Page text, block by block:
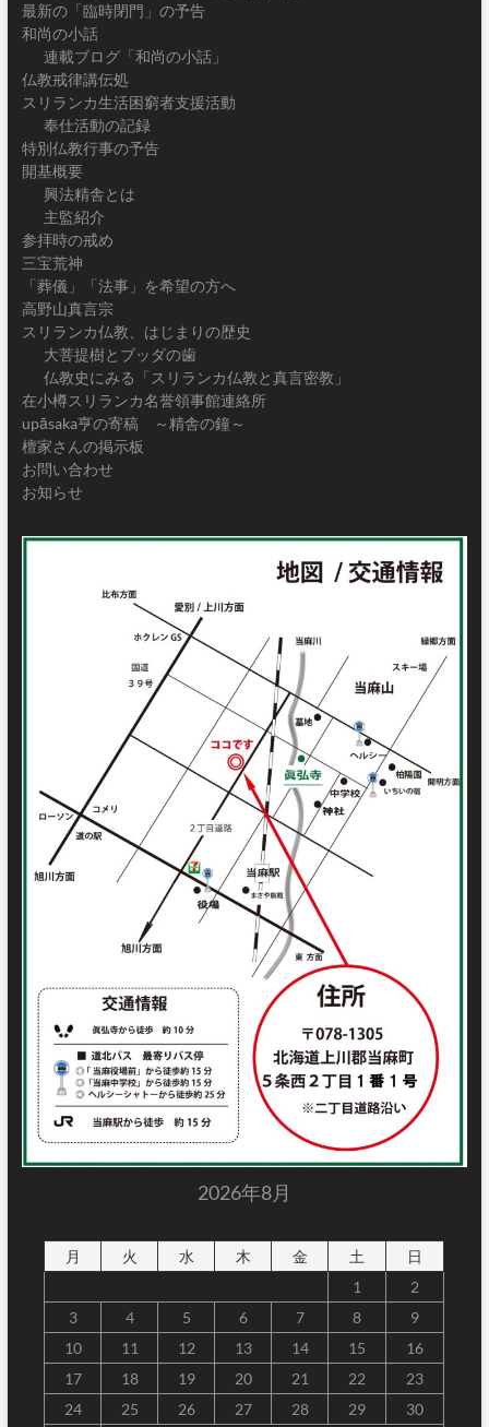
最新の「臨時閉門」の予告
和尚の小話
連載ブログ「和尚の小話」
仏教戒律講伝処
スリランカ生活困窮者支援活動
奉仕活動の記録
特別仏教行事の予告
開基概要
興法精舎とは
主監紹介
参拝時の戒め
三宝荒神
「葬儀」「法事」を希望の方へ
高野山真言宗
スリランカ仏教、はじまりの歴史
大菩提樹とブッダの歯
仏教史にみる「スリランカ仏教と真言密教」
在小樽スリランカ名誉領事館連絡所
upāsaka亨の寄稿 ～精舎の鐘～
檀家さんの掲示板
お問い合わせ
お知らせ
2026年8月
月 火 水 木 金 土
日
1
2
3
4 5 6 7 8
9
10
11 12 13 14 15
16
17
18 19 20 21 22
23
24
25 26 27 28 29 30